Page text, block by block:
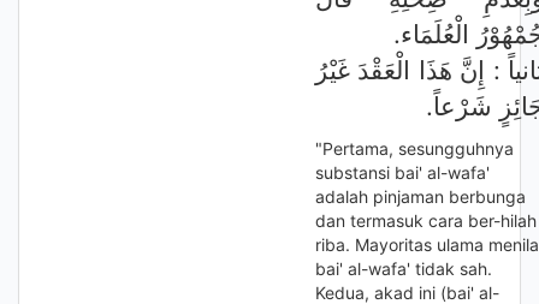
الْعُلَمَاء.
: إِنَّ هَذَا الْعَقْدَ غَيْرُ
شَرْعاً.
"Pertama, sesungguhnya
substansi bai' al-wafa'
adalah pinjaman berbunga
dan termasuk cara ber-hilah
riba. Mayoritas ulama
bai' al-wafa' tidak sah.
Kedua, akad ini (bai' al-